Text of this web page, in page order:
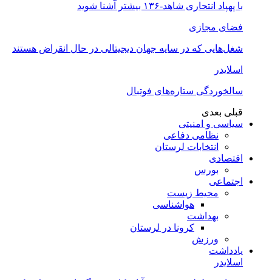
پهپاد انتحاری شاهد-۱۳۶ بیشتر آشنا شوید
مجازی
که در سایه جهان دیجیتالی در حال انقراض هستند
ستاره‌های فوتبال
بعدی
و امنیتی
نظامی دفاعی
انتخابات لرستان
بورس
محیط زیست
هواشناسی
بهداشت
کرونا در لرستان
ورزش